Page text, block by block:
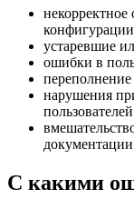
устаревшие
ошибки в
переполнение
нарушения
С какими